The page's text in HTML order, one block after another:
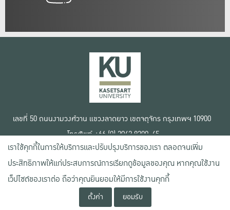
เลขที่ 50 ถนนงามวงศ์วาน แขวงลาดยาว เขตจตุจักร กรุงเทพฯ 10900
โทรศัพท์ +66 (0) 2942 8200-45
สงวนลิขสิทธิ์ © 2020 มหาวิทยาลัยเกษตรศาสตร์
เงื่อนไขการใช้งานเว็บไซต์
ข้อตกลงด้านสิทธิ์ใช้งาน
นโยบายความเป็นส่วนตัว
เราใช้คุกกี้ในการให้บริการและปรับปรุงบริการของเรา ตลอดจนเพิ่ม
ประสิทธิภาพให้แก่ประสบการณ์การเรียกดูข้อมูลของคุณ หากคุณใช้งาน
เว็ปไซต์ของเราต่อ ถือว่าคุณยินยอมให้มีการใช้งานคุกกี้
ตั้งค่า ยอมรับ